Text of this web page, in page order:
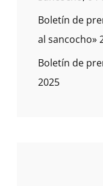
Boletín de
al sancocho»
Boletín de
2025